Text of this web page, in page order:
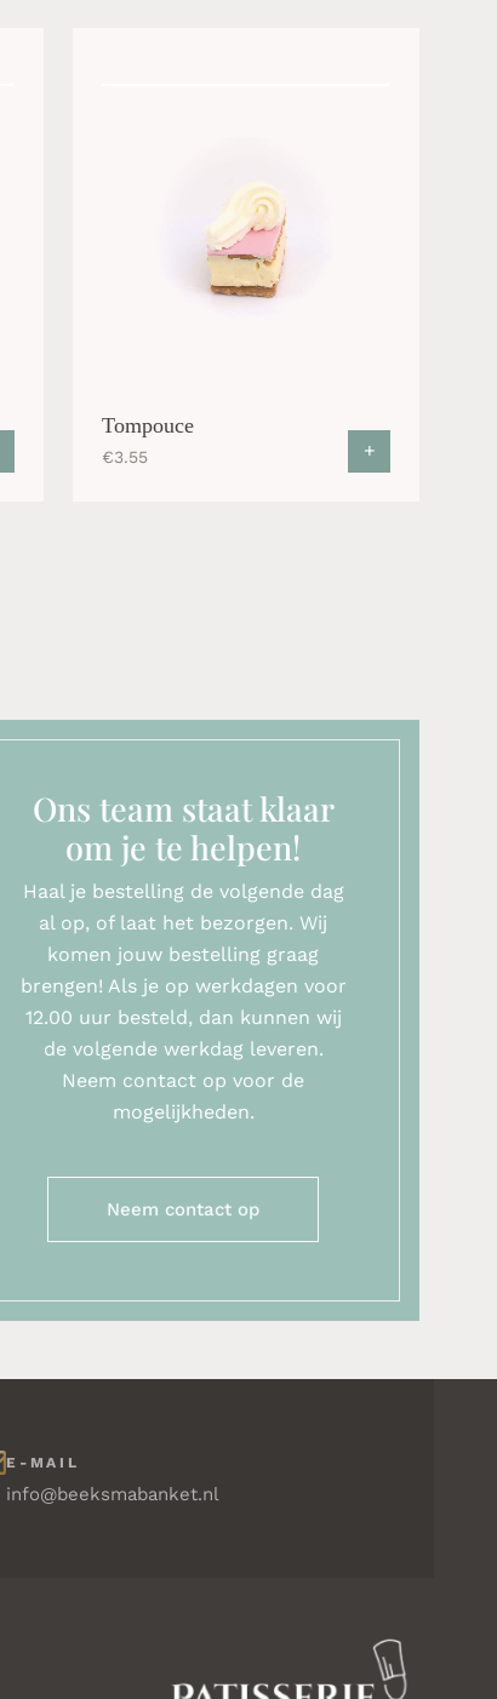
Tompouce
€3.55 +
Ons team staat klaar
om je te helpen!
Haal je bestelling de volgende dag
al op, of laat het bezorgen. Wij
komen jouw bestelling graag
brengen! Als je op werkdagen voor
12.00 uur besteld, dan kunnen wij
de volgende werkdag leveren.
Neem contact op voor de
mogelijkheden.
Neem contact op
E-MAIL
info@beeksmabanket.nl